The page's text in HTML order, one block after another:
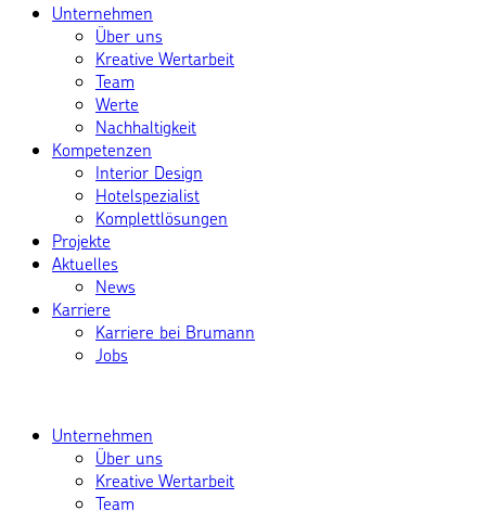
Unternehmen
Über uns
Kreative Wertarbeit
Team
Werte
Nachhaltigkeit
Kompetenzen
Interior Design
Hotelspezialist
Komplettlösungen
Projekte
Aktuelles
News
Karriere
Karriere bei Brumann
Jobs
Unternehmen
Über uns
Kreative Wertarbeit
Team